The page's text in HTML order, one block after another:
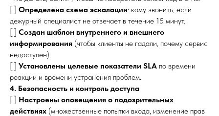
[ ] Определена схема эскалации: кому звонить, если
дежурный специалист не отвечает в течение 15 минут.
[ ] Создан шаблон внутреннего и внешнего
информирования (чтобы клиенты не гадали, почему сервис
недоступен).
[ ] Установлены целевые показатели SLA по времени
реакции и времени устранения проблем.
4. Безопасность и контроль доступа
[ ] Настроены оповещения о подозрительных
действиях (множественные попытки входа, изменение прав